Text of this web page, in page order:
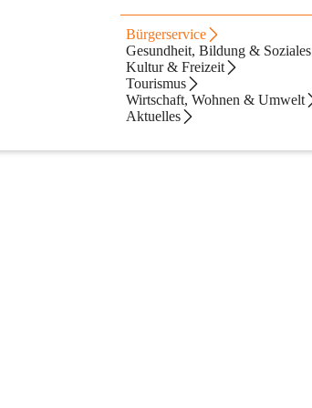
Bürgerservice
Gesundheit, Bildung & Soziales
Kultur & Freizeit
Tourismus
Wirtschaft, Wohnen & Umwelt
Aktuelles